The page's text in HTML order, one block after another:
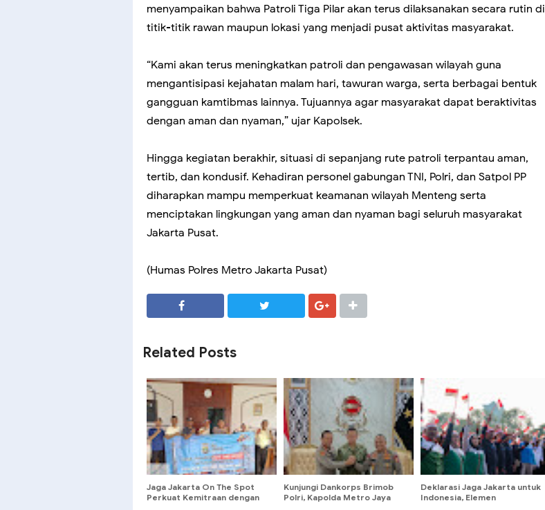
menyampaikan bahwa Patroli Tiga Pilar akan terus dilaksanakan secara rutin di
titik-titik rawan maupun lokasi yang menjadi pusat aktivitas masyarakat.
“Kami akan terus meningkatkan patroli dan pengawasan wilayah guna
mengantisipasi kejahatan malam hari, tawuran warga, serta berbagai bentuk
gangguan kamtibmas lainnya. Tujuannya agar masyarakat dapat beraktivitas
dengan aman dan nyaman,” ujar Kapolsek.
Hingga kegiatan berakhir, situasi di sepanjang rute patroli terpantau aman,
tertib, dan kondusif. Kehadiran personel gabungan TNI, Polri, dan Satpol PP
diharapkan mampu memperkuat keamanan wilayah Menteng serta
menciptakan lingkungan yang aman dan nyaman bagi seluruh masyarakat
Jakarta Pusat.
(Humas Polres Metro Jakarta Pusat)
Related Posts
Jaga Jakarta On The Spot
Perkuat Kemitraan dengan
Kunjungi Dankorps Brimob
Polri, Kapolda Metro Jaya
Deklarasi Jaga Jakarta untuk
Indonesia, Elemen